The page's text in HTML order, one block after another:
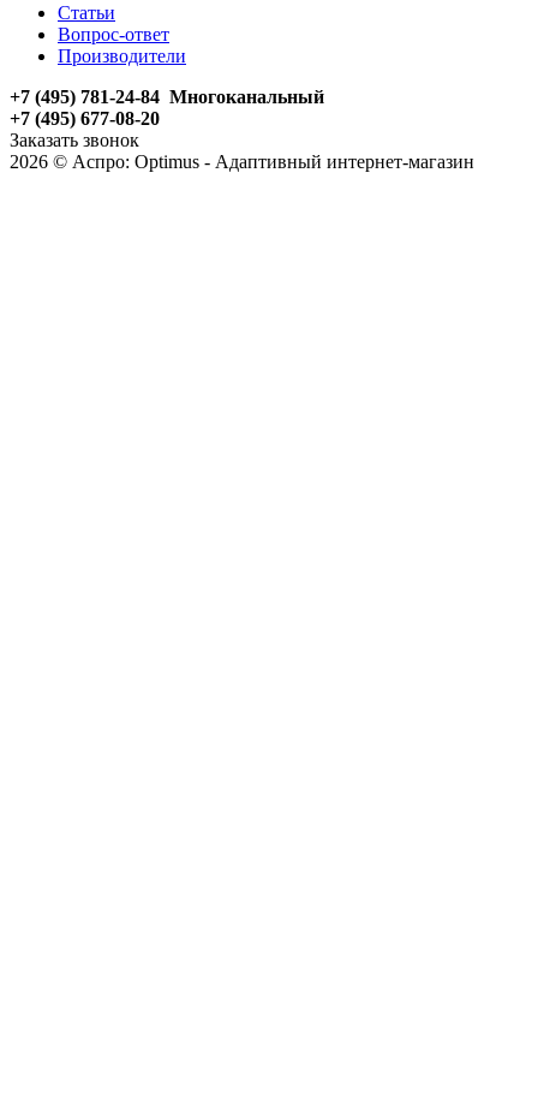
Статьи
Вопрос-ответ
Производители
+7 (495) 781-24-84 Многоканальный
+7 (495) 677-08-20
Заказать звонок
2026 © Аспро: Optimus - Адаптивный интернет-магазин